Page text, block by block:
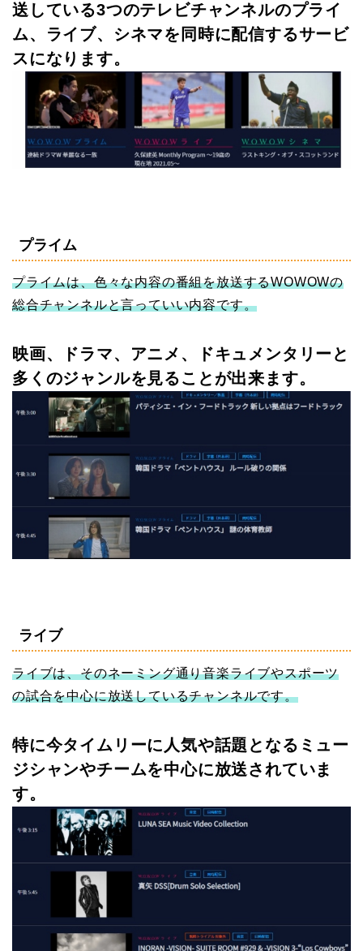
送している3つのテレビチャンネルのプライ
ム、ライブ、シネマを同時に配信するサービ
スになります。
プライム
プライムは、色々な内容の番組を放送するWOWOWの
総合チャンネルと言っていい内容です。
映画、ドラマ、アニメ、ドキュメンタリーと
多くのジャンルを見ることが出来ます。
ライブ
ライブは、そのネーミング通り音楽ライブやスポーツ
の試合を中心に放送しているチャンネルです。
特に今タイムリーに人気や話題となるミュー
ジシャンやチームを中心に放送されていま
す。